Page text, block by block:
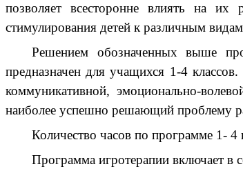
позволяет всесторонне влиять на их
стимулирования детей к различным
Решением обозначенных выше
предназначен для учащихся 1-4
коммуникативной, эмоционально-
наиболее успешно решающий проблему
Количество часов по программе 1- 4
Программа игротерапии включает в